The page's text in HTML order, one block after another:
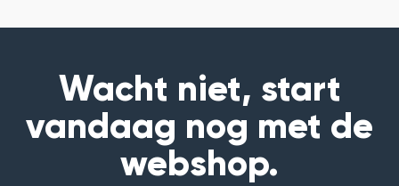
Wacht niet, start
vandaag nog met de
webshop.